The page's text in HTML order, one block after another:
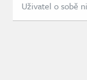
Uživatel o sobě